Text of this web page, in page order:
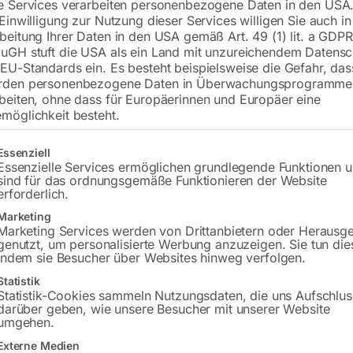
230-4
ca. 2 - 3 Tage
4
inkl. MwSt.
zzgl.Versandkosten
38/2026
Services verarbeiten personenbezogene Daten in den
zur Nutzung dieser Services willigen Sie auch
Ihrer Daten in den USA gemäß Art. 49 (1) lit. a
stuft die USA als ein Land mit unzureichendem
Standards ein. Es besteht beispielsweise die Gefahr,
personenbezogene Daten in
ohne dass für Europäerinnen und Europäer eine
besteht.
eine Liste der Service-Gruppen, für die eine Einwilligung erteilt
Services ermöglichen grundlegende Funktionen
für das ordnungsgemäße Funktionieren der Website
Services werden von Drittanbietern oder
um personalisierte Werbung anzuzeigen. Sie tun
sie Besucher über Websites hinweg verfolgen.
Cookies sammeln Nutzungsdaten, die uns
geben, wie unsere Besucher mit unserer Website
Medien